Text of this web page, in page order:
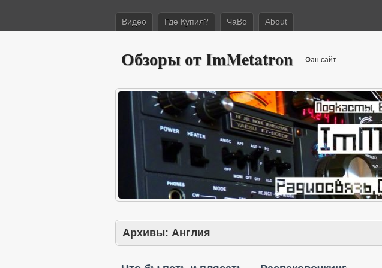
Видео Где Купил? ЧаВо About
Обзоры от ImMetatron Фан сайт
Архивы: Англия